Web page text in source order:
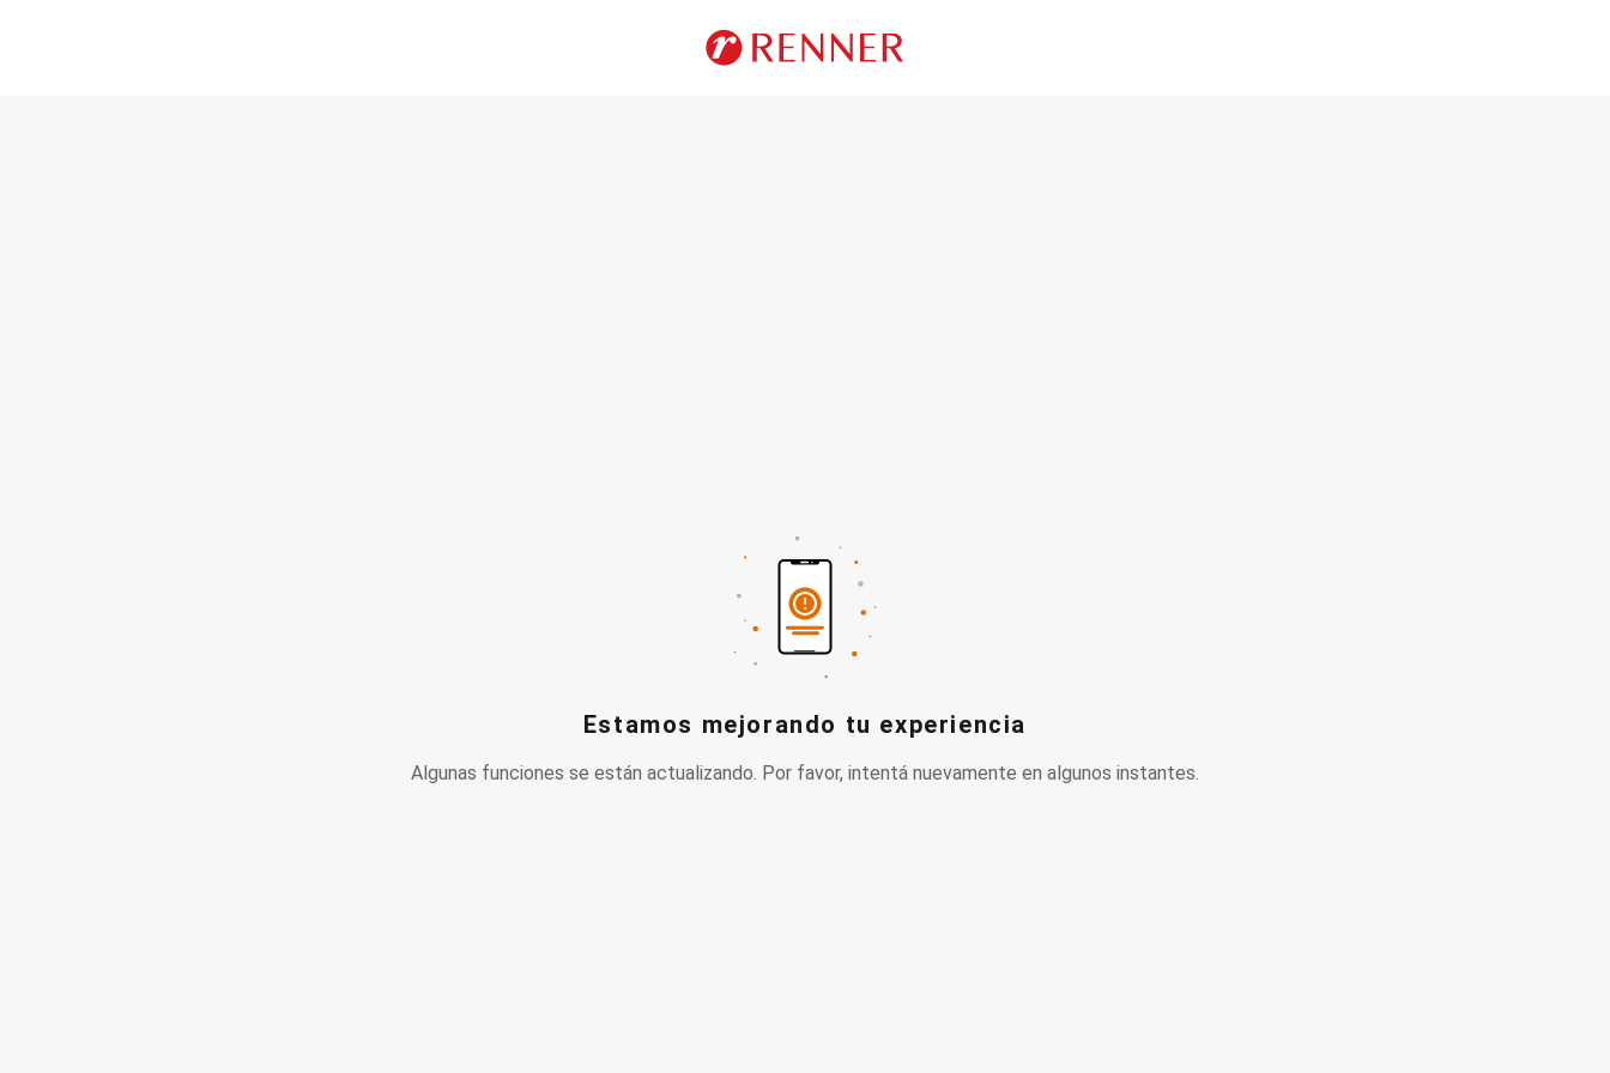
Estamos mejorando tu experiencia
Algunas funciones se están actualizando. Por favor, intentá nuevamente en algunos instantes.